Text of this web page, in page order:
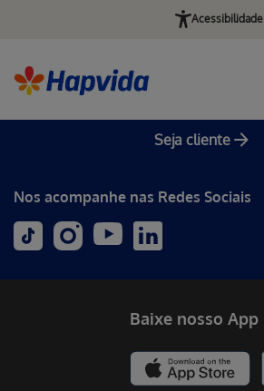
Acessibilidade
Seja cliente
Nos acompanhe nas Redes Sociais
Baixe nosso App